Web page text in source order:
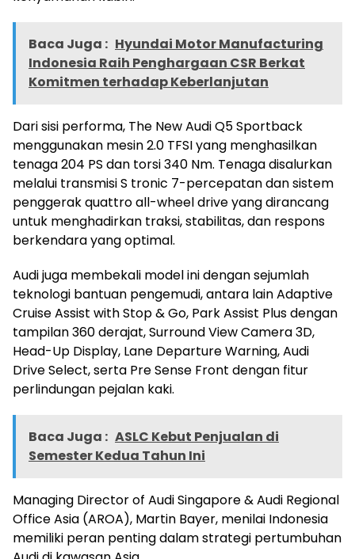
Baca Juga : Hyundai Motor Manufacturing
Indonesia Raih Penghargaan CSR Berkat
Komitmen terhadap Keberlanjutan
Dari sisi performa, The New Audi Q5 Sportback
menggunakan mesin 2.0 TFSI yang menghasilkan
tenaga 204 PS dan torsi 340 Nm. Tenaga disalurkan
melalui transmisi S tronic 7-percepatan dan sistem
penggerak quattro all-wheel drive yang dirancang
untuk menghadirkan traksi, stabilitas, dan respons
berkendara yang optimal.
Audi juga membekali model ini dengan sejumlah
teknologi bantuan pengemudi, antara lain Adaptive
Cruise Assist with Stop & Go, Park Assist Plus dengan
tampilan 360 derajat, Surround View Camera 3D,
Head-Up Display, Lane Departure Warning, Audi
Drive Select, serta Pre Sense Front dengan fitur
perlindungan pejalan kaki.
Baca Juga : ASLC Kebut Penjualan di
Semester Kedua Tahun Ini
Managing Director of Audi Singapore & Audi Regional
Office Asia (AROA), Martin Bayer, menilai Indonesia
memiliki peran penting dalam strategi pertumbuhan